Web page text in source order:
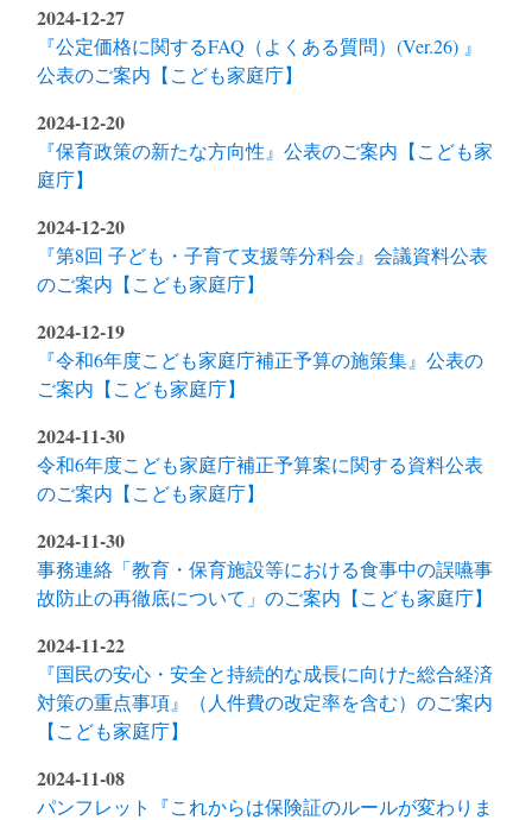
2024-12-27
『公定価格に関するFAQ（よくある質問）(Ver.26) 』
公表のご案内【こども家庭庁】
2024-12-20
『保育政策の新たな方向性』公表のご案内【こども家
庭庁】
2024-12-20
『第8回 子ども・子育て支援等分科会』会議資料公表
のご案内【こども家庭庁】
2024-12-19
『令和6年度こども家庭庁補正予算の施策集』公表の
ご案内【こども家庭庁】
2024-11-30
令和6年度こども家庭庁補正予算案に関する資料公表
のご案内【こども家庭庁】
2024-11-30
事務連絡「教育・保育施設等における食事中の誤嚥事
故防止の再徹底について」のご案内【こども家庭庁】
2024-11-22
『国民の安心・安全と持続的な成長に向けた総合経済
対策の重点事項』（人件費の改定率を含む）のご案内
【こども家庭庁】
2024-11-08
パンフレット『これからは保険証のルールが変わりま